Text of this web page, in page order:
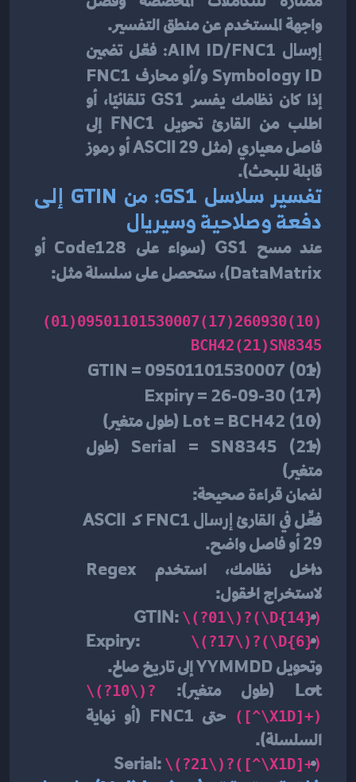
واجهة المستخدم عن منطق التفسير.
إرسال AIM ID/FNC1: فعّل تضمين
Symbology ID و/أو محارف FNC1
فاصل معياري (مثل ASCII 29 أو رموز
قابلة للبحث).
دفعة وصلاحية وسيريال
عند مسح GS1 (سواء على Code128 أو
DataMatrix)، ستحصل على سلسلة مثل:
(01)09501101530007(17)260930(10)
BCH42(21)SN8345
(01) GTIN = 09501101530007
(17) Expiry = 26-09-30
(10) Lot = BCH42
(طول متغير)
(21) Serial = SN8345
متغير)
لضمان قراءة صحيحة:
فعِّل في القارئ إرسال FNC1 كـ ASCII
29 أو فاصل واضح.
داخل نظامك، استخدم Regex
لاستخراج الحقول:
GTIN: \(?01\)?(\d{14})
Expiry: \(?17\)?(\d{6})
وتحويل YYMMDD إلى تاريخ صالح.
Lot (طول متغير):
\(?10\)?
([^\x1D]+)
حتى FNC1 (أو نهاية
السلسلة).
Serial: \(?21\)?([^\x1D]+)